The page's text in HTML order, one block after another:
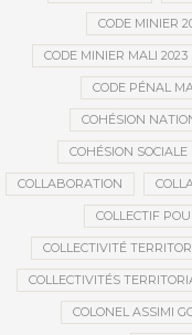
CODE MINIER
CODE MINIER MALI 2023
CODE PÉNAL
COHÉSION
COHÉSION SOCIALE
COLLABORATION
COLLECTIF
COLLECTIVITÉ
COLLECTIVITÉS
COLONEL ASSIMI